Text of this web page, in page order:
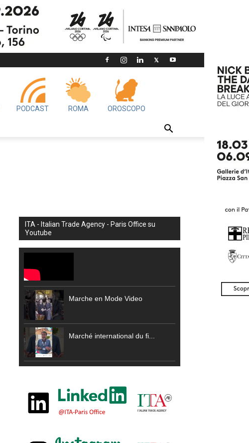
PODCAST ROMA OROSCOPO
ITA - Italian Trade Agency - Paris Office su
Youtube
Marche en Mode Video
Marché international du fi...